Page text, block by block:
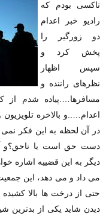
تاكسى بودم كه
راديو خبر اعدام
دو زورگير را
پخش كرد و
سپس اظهار
نظرهاى راننده و
مسافرها….پياده شدم از
اعدام…..و بالاخره
در آن لحظه به اين فكر نمى
دست حق است يا ناحق؟و
ديگر به اين قضييه اشاره
مى داد و مى دهد، اين
حتى از درخت ها بالا
ديدن شايد يكى از بدترين